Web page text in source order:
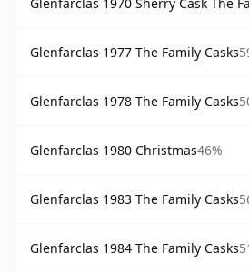
Glenfarclas 1977 The Family Casks
Glenfarclas 1978 The Family Casks
Glenfarclas 1980 Christmas46%
Glenfarclas 1983 The Family Casks
Glenfarclas 1984 The Family Casks